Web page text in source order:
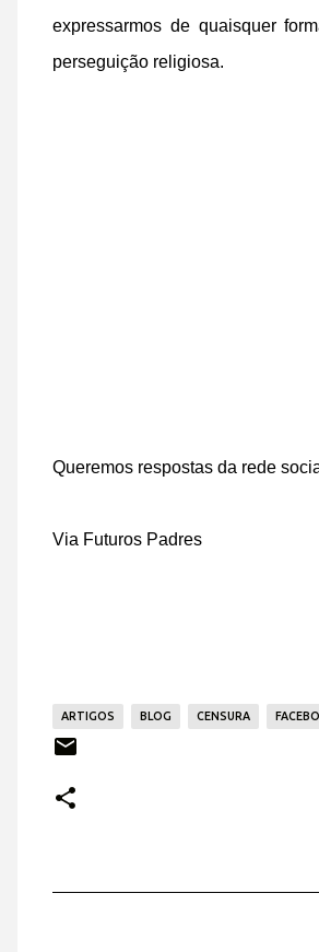
expressarmos de quaisquer
perseguição religiosa.
Queremos respostas da rede
Via Futuros Padres
ARTIGOS BLOG CENSURA